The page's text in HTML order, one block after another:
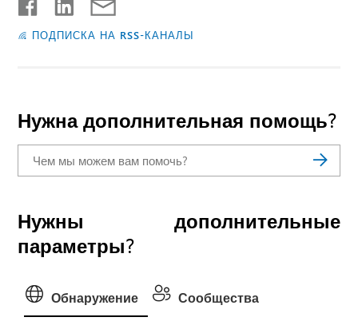
ПОДПИСКА НА RSS-КАНАЛЫ
Нужна дополнительная помощь?
Нужны дополнительные
параметры?
Обнаружение Сообщества